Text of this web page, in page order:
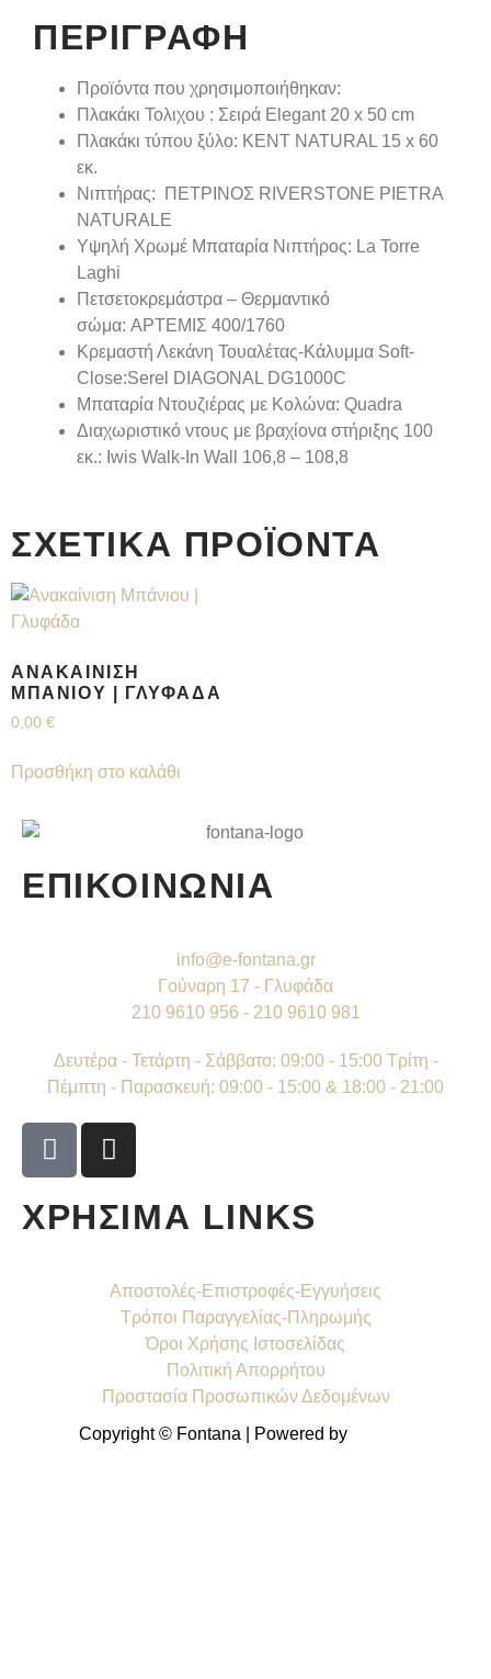
ΠΕΡΙΓΡΑΦΉ
Προϊόντα που χρησιμοποιήθηκαν:
Πλακάκι Τολιχου : Σειρά Elegant 20 x 50 cm
Πλακάκι τύπου ξύλο: KENT NATURAL 15 x 60
εκ.
Νιπτήρας: ΠΕΤΡΙΝΟΣ RIVERSTONE PIETRA
NATURALE
Υψηλή Χρωμέ Μπαταρία Νιπτήρος: La Torre
Laghi
Πετσετοκρεμάστρα – Θερμαντικό
σώμα: ΑΡΤΕΜΙΣ 400/1760
Κρεμαστή Λεκάνη Τουαλέτας-Κάλυμμα Soft-
Close:Serel DIAGONAL DG1000C
Μπαταρία Ντουζιέρας με Κολώνα: Quadra
Διαχωριστικό ντους με βραχίονα στήριξης 100
εκ.: Iwis Walk-In Wall 106,8 – 108,8
ΣΧΕΤΙΚΆ ΠΡΟΪΌΝΤΑ
ΑΝΑΚΑΊΝΙΣΗ
ΜΠΆΝΙΟΥ | ΓΛΥΦΆΔΑ
0,00 €
Προσθήκη στο καλάθι
ΕΠΙΚΟΙΝΩΝΙΑ
info@e-fontana.gr
Γούναρη 17 - Γλυφάδα
210 9610 956 - 210 9610 981
Δευτέρα - Τετάρτη - Σάββατο: 09:00 - 15:00 Τρίτη -
Πέμπτη - Παρασκευή: 09:00 - 15:00 & 18:00 - 21:00
ΧΡΗΣΙΜΑ LINKS
Αποστολές-Επιστροφές-Εγγυήσεις
Τρόποι Παραγγελίας-Πληρωμής
Όροι Χρήσης Ιστοσελίδας
Πολιτική Απορρήτου
Προστασία Προσωπικών Δεδομένων
Copyright © Fontana | Powered by